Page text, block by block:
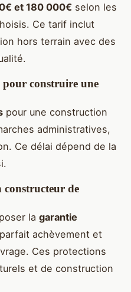
et 180 000€ selon les
Ce tarif inclut
hors terrain avec des
construire une
pour une construction
administratives,
Ce délai dépend de la
constructeur de
la garantie
achèvement et
Ces protections
et de construction